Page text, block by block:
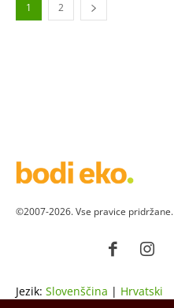
1 2
©2007-2026. Vse pravice pridržane.
Jezik: Slovenščina | Hrvatski